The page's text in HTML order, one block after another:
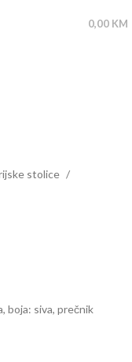
0,00 KM
stolice
boja: siva, prečnik